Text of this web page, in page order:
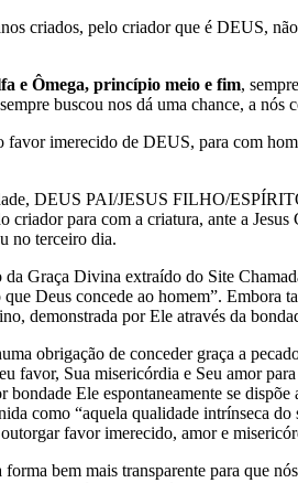
criados, pelo criador que é DEUS,
e Ômega, princípio meio e fim,
buscou nos dá uma chance, a nós
imerecido de DEUS, para com
DEUS PAI/JESUS FILHO/
criador para com a criatura, ante a
no terceiro dia.
Graça Divina extraído do Site
Deus concede ao homem”. Embora
demonstrada por Ele através da
obrigação de conceder graça a
favor, Sua misericórdia e Seu amor
Ele espontaneamente se
como “aquela qualidade intrínseca
favor imerecido, amor e
bem mais transparente para que